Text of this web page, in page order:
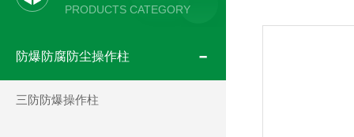
PRODUCTS CATEGORY
防爆防腐防尘操作柱
三防防爆操作柱